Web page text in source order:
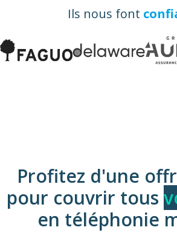
Ils nous font
Profitez d'une
pour couvrir tous
en téléphonie